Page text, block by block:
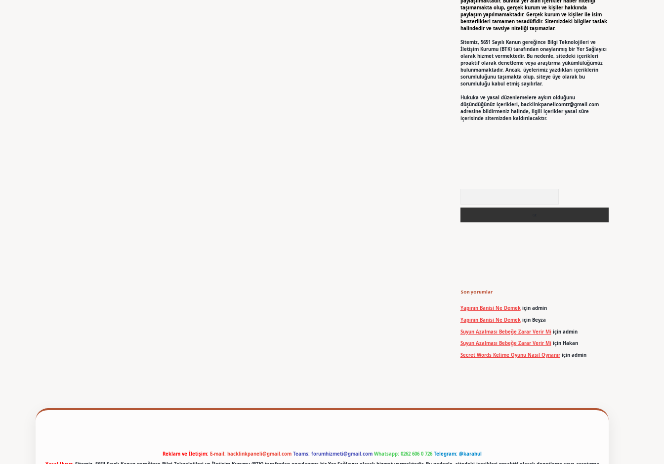
taşımamakta olup, gerçek kurum ve kişiler hakkında
paylaşım yapılmamaktadır. Gerçek kurum ve kişiler ile isim
benzerlikleri tamamen tesadüfidir. Sitemizdeki bilgiler taslak
halindedir ve tavsiye niteliği taşımazlar.
Sitemiz, 5651 Sayılı Kanun gereğince Bilgi Teknolojileri ve
İletişim Kurumu (BTK) tarafından onaylanmış bir Yer Sağlayıcı
olarak hizmet vermektedir. Bu nedenle, sitedeki içerikleri
proaktif olarak denetleme veya araştırma yükümlülüğümüz
bulunmamaktadır. Ancak, üyelerimiz yazdıkları içeriklerin
sorumluluğunu taşımakta olup, siteye üye olarak bu
sorumluluğu kabul etmiş sayılırlar.
Hukuka ve yasal düzenlemelere aykırı olduğunu
düşündüğünüz içerikleri, backlinkpanelicomtr@gmail.com
adresine bildirmeniz halinde, ilgili içerikler yasal süre
içerisinde sitemizden kaldırılacaktır.
Son yorumlar
Yapının Banisi Ne Demekiçin admin
Yapının Banisi Ne Demekiçin Beyza
Suyun Azalması Bebeğe Zarar Verir Miiçin admin
Suyun Azalması Bebeğe Zarar Verir Miiçin Hakan
Secret Words Kelime Oyunu Nasıl Oynanıriçin admin
Reklam ve İletişim: E-mail: backlinkpaneli@gmail.com Teams: forumhizmeti@gmail.com Whatsapp: 0262 606 0 726 Telegram: @karabul